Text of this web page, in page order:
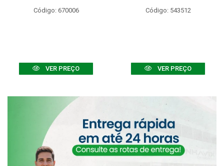
Código: 670006
VER PREÇO
Código: 543512
VER PREÇO